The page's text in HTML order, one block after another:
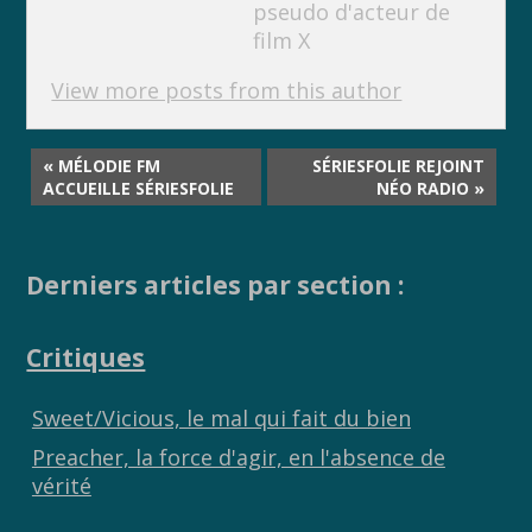
pseudo d'acteur de
film X
View more posts from this author
« MÉLODIE FM
ACCUEILLE SÉRIESFOLIE
SÉRIESFOLIE REJOINT
NÉO RADIO »
Derniers articles par section :
Critiques
Sweet/Vicious, le mal qui fait du bien
Preacher, la force d'agir, en l'absence de
vérité